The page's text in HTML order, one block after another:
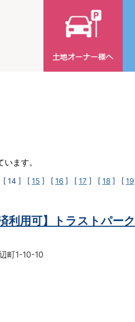
ます。
[ 14 ] [ 15 ] [ 16 ] [ 17 ] [ 18 ] [ 19
利用可】トラストパー
町1-10-10